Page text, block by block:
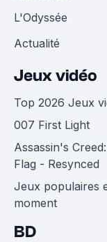
L'Odyssée
Actualité
Jeux vidéo
Top 2026 Jeux
007 First Light
Assassin's
Flag - Resynced
Jeux populaires
moment
BD